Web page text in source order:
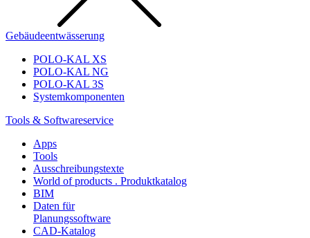
Gebäudeentwässerung
POLO-KAL XS
POLO-KAL NG
POLO-KAL 3S
Systemkomponenten
Tools & Softwareservice
Apps
Tools
Ausschreibungstexte
World of products . Produktkatalog
BIM
Daten für
Planungssoftware
CAD-Katalog